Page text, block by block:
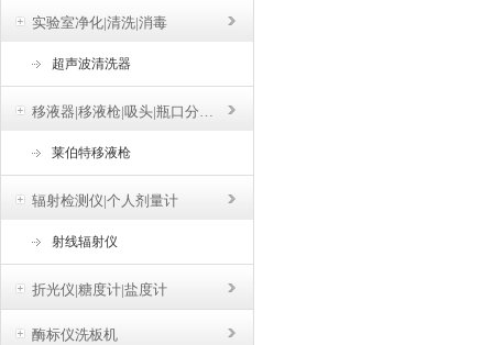
实验室净化|清洗|消毒
超声波清洗器
移液器|移液枪|吸头|瓶口分液器
莱伯特移液枪
辐射检测仪|个人剂量计
射线辐射仪
折光仪|糖度计|盐度计
酶标仪洗板机